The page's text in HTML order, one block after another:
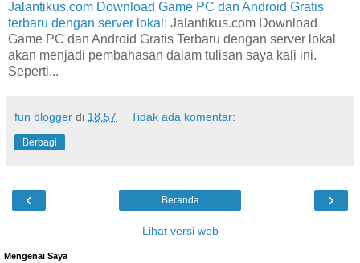
Jalantikus.com Download Game PC dan Android Gratis
terbaru dengan server lokal : Jalantikus.com Download
Game PC dan Android Gratis Terbaru dengan server lokal
akan menjadi pembahasan dalam tulisan saya kali ini.
Seperti...
fun blogger di 18.57 Tidak ada komentar:
Berbagi
‹ ›
Beranda
Lihat versi web
Mengenai Saya